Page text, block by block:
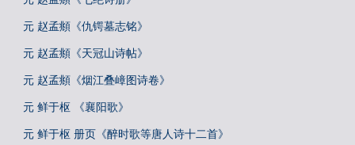
元 赵孟頫《仇锷墓志铭》
元 赵孟頫《天冠山诗帖》
元 赵孟頫《烟江叠嶂图诗卷》
元 鲜于枢 《襄阳歌》
元 鲜于枢 册页《醉时歌等唐人诗十二首》